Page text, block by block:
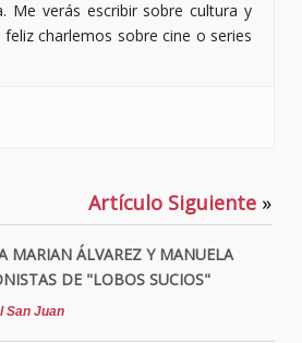
Me verás escribir sobre cultura y
charlemos sobre cine o series
Artículo Siguiente »
MARIAN ÁLVAREZ Y MANUELA
DE "LOBOS SUCIOS"
San Juan